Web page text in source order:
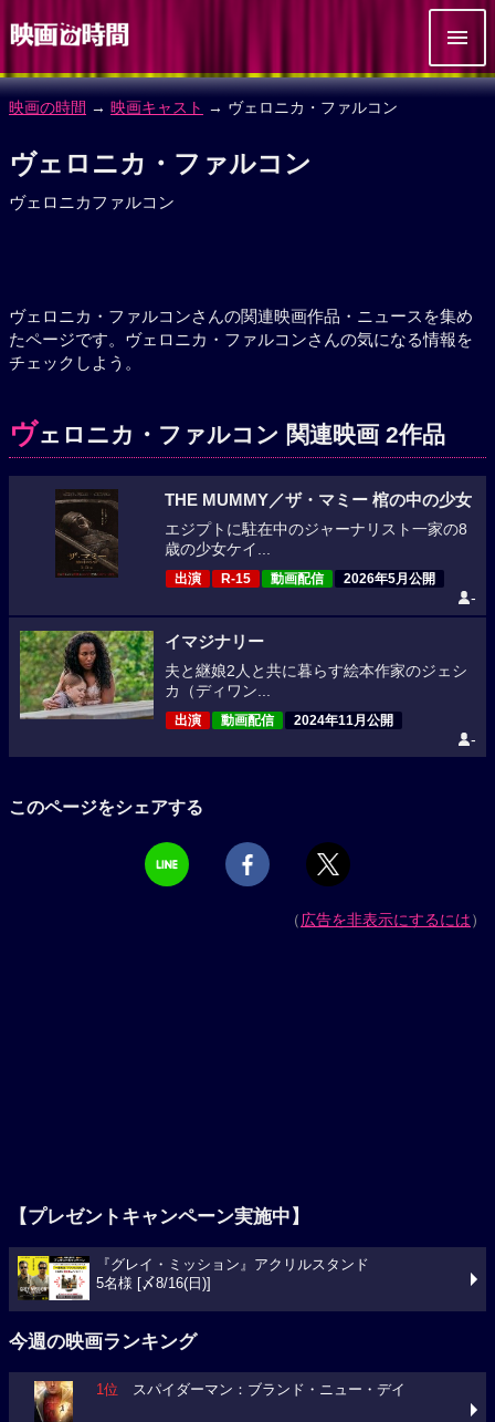
映画の時間 → 映画キャスト → ヴェロニカ・ファルコン
ヴェロニカ・ファルコン
ヴェロニカファルコン
ヴェロニカ・ファルコンさんの関連映画作品・ニュースを集め
たページです。ヴェロニカ・ファルコンさんの気になる情報を
チェックしよう。
ヴェロニカ・ファルコン 関連映画 2作品
THE MUMMY／ザ・マミー 棺の中の少女
エジプトに駐在中のジャーナリスト一家の8
歳の少女ケイ...
出演 R-15 動画配信 2026年5月公開
-
イマジナリー
夫と継娘2人と共に暮らす絵本作家のジェシ
カ（ディワン...
出演 動画配信 2024年11月公開
-
このページをシェアする
（広告を非表示にするには）
【プレゼントキャンペーン実施中】
『グレイ・ミッション』アクリルスタンド
5名様 [〆8/16(日)]
今週の映画ランキング
1位 スパイダーマン：ブランド・ニュー・デイ